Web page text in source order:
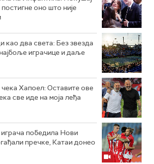
оно што није
као два света: Без звезда
играчице и даље
чека Хапоел: Оставите ове
све иде на моја леђа
победила Нови
пречке, Катаи донео